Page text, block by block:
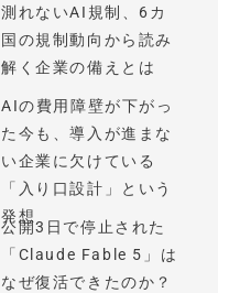
測れないAI規制、6カ
国の規制動向から読み
解く企業の備えとは
AIの費用障壁が下がっ
た今も、導入が進まな
い企業に欠けている
「入り口設計」という
発想
公開3日で停止された
「Claude Fable 5」は
なぜ復活できたのか？